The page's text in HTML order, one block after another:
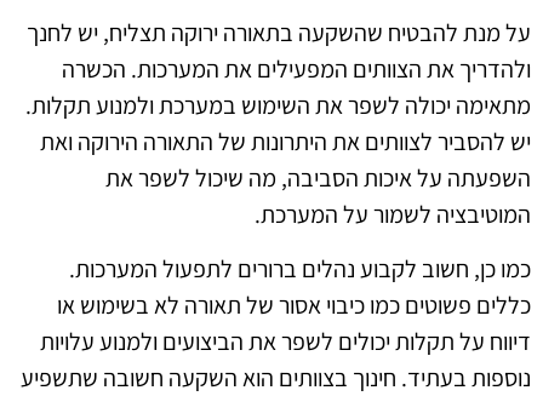
על מנת להבטיח שהשקעה בתאורה ירוקה תצליח, יש לחנך
ולהדריך את הצוותים המפעילים את המערכות. הכשרה
מתאימה יכולה לשפר את השימוש במערכת ולמנוע תקלות.
יש להסביר לצוותים את היתרונות של התאורה הירוקה ואת
השפעתה על איכות הסביבה, מה שיכול לשפר את
המוטיבציה לשמור על המערכת.
כמו כן, חשוב לקבוע נהלים ברורים לתפעול המערכות.
כללים פשוטים כמו כיבוי אסור של תאורה לא בשימוש או
דיווח על תקלות יכולים לשפר את הביצועים ולמנוע עלויות
נוספות בעתיד. חינוך בצוותים הוא השקעה חשובה שתשפיע